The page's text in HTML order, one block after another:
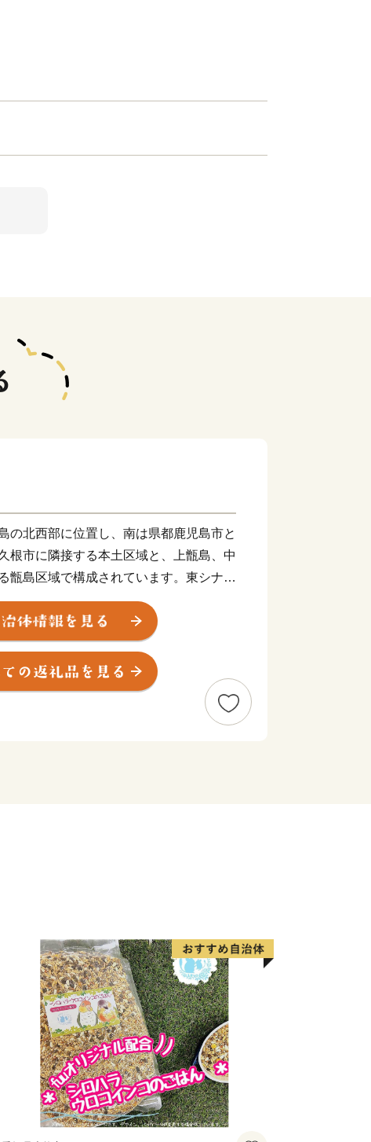
の北西部に位置し、南は県都鹿児島市と
根市に隣接する本土区域と、上甑島、中
甑島区域で構成されています。東シナ海
松の海岸線、市街部を悠々と流れる一級
をはじめとするみどり豊かな山々や湖、
各地の温泉など、多種多様な自然環境を
るこれらの多彩で美しい自然環境は、川
牟田池県立自然公園、甑島県立自然公園